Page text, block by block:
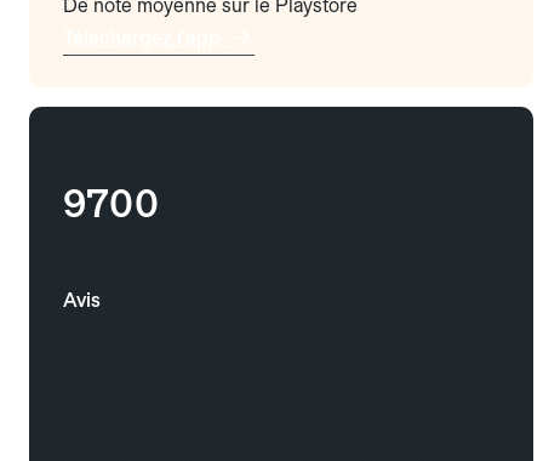
De note moyenne sur le Playstore
9700
Avis